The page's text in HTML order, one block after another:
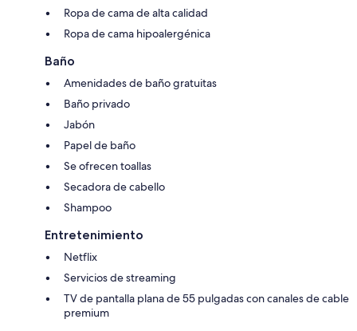
Ropa de cama de alta calidad
Ropa de cama hipoalergénica
Baño
Amenidades de baño gratuitas
Baño privado
Jabón
Papel de baño
Se ofrecen toallas
Secadora de cabello
Shampoo
Entretenimiento
Netflix
Servicios de streaming
TV de pantalla plana de 55 pulgadas con canales de cable
premium